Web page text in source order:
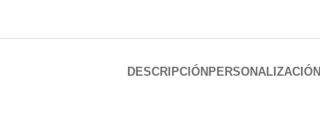
DESCRIPCIÓN PERSONALIZACIÓN